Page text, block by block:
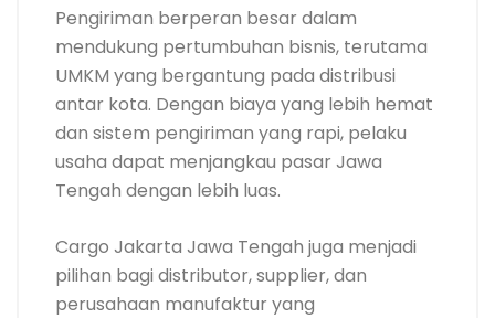
Pengiriman berperan besar dalam
mendukung pertumbuhan bisnis, terutama
UMKM yang bergantung pada distribusi
antar kota. Dengan biaya yang lebih hemat
dan sistem pengiriman yang rapi, pelaku
usaha dapat menjangkau pasar Jawa
Tengah dengan lebih luas.
Cargo Jakarta Jawa Tengah juga menjadi
pilihan bagi distributor, supplier, dan
perusahaan manufaktur yang